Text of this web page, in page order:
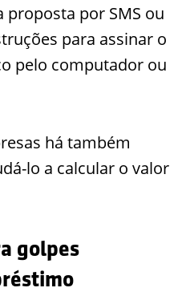
proposta por SMS ou
para assinar o
pelo computador ou
há também
lo a calcular o valor
golpes